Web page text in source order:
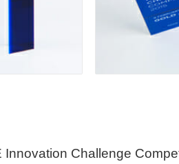
Innovation Challenge